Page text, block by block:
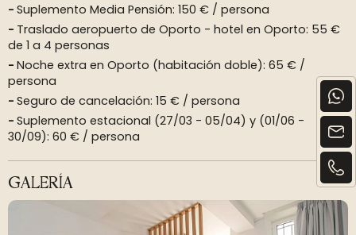
Suplemento Media Pensión: 150 € / persona
Traslado aeropuerto de Oporto - hotel en Oporto: 55 €
de 1 a 4 personas
Noche extra en Oporto (habitación doble): 65 € /
persona
Seguro de cancelación: 15 € / persona
Suplemento estacional (27/03 - 05/04) y (01/06 -
30/09): 60 € / persona
GALERÍA